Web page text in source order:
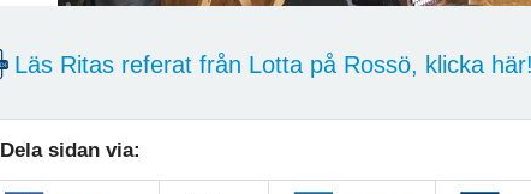
Läs Ritas referat från Lotta på Rossö, klicka
Dela sidan via: